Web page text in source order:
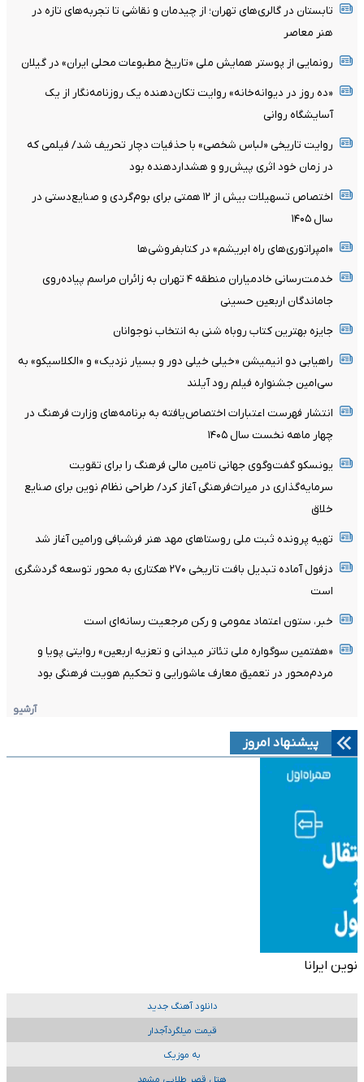
تابستان در گالری‌های تهران؛ از چیدمان و نقاشی تا تجربه‌های تازه در
هنر معاصر
رونمایی از پوستر همایش ملی «تاریخ مطبوعات محلی ایران» در گیلان
«ده روز در دیوانه‌خانه» روایت تکان‌دهنده یک روزنامه‌نگار از یک
آسایشگاه روانی
روایت تاریخی «لباس شخصی» با حذفیات دچار تحریف شد/ فیلمی که
در زمان خود اثری پیش‌رو و هشداردهنده بود
اختصاص تسهیلات بیش از ۱۲ همتی برای بوم‌گردی و صنایع‌دستی در
سال ۱۴۰۵
«امپراتوری‌های راه ابریشم» در کتابفروشی‌ها
خدمت‌رسانی خادمیاران منطقه ۴ تهران به زائران مراسم پیاده‌روی
جاماندگان اربعین حسینی
جایزه بهترین کتاب روباه شنی به انتخاب نوجوانان
راهیابی دو انیمیشن «خیلی خیلی دور و بسیار نزدیک» و «الکلاسیکو» به
سی‌امین جشنواره فیلم رود آیلند
انتشار فهرست اعتبارات اختصاص‌یافته به برنامه‌های وزارت فرهنگ در
چهار ماهه نخست سال ۱۴۰۵
یونسکو گفت‌وگوی جهانی تامین مالی فرهنگ را برای تقویت
سرمایه‌گذاری در میراث‌فرهنگی آغاز کرد/ طراحی نظام نوین برای صنایع
خلاق
تهیه پرونده ثبت ملی روستاهای مهد هنر فرشبافی ورامین آغاز شد
دزفول آماده تبدیل بافت تاریخی ۲۷۰ هکتاری به محور توسعه گردشگری
است
خبر، ستون اعتماد عمومی و رکن مرجعیت رسانه‌ای است
«هفتمین سوگواره ملی تئاتر میدانی و تعزیه اربعین» روایتی پویا و
مردم‌محور در تعمیق معارف عاشورایی و تحکیم هویت فرهنگی بود
آرشیو
پیشنهاد امروز
نوین ایرانا
دانلود آهنگ جدید
قیمت میلگردآجدار
به موزیک